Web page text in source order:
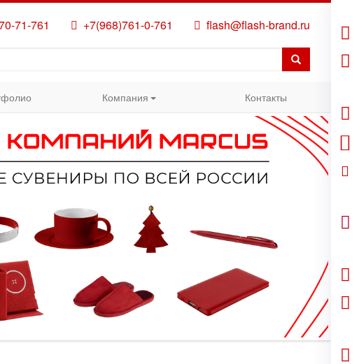
71-761 +7(968)761-0-761 flash@flash-brand.ru
Компания Контакты